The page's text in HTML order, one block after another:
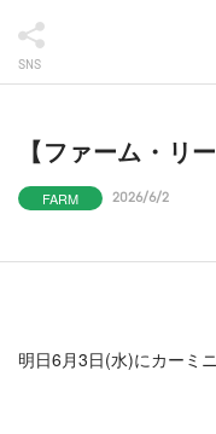
SNS
【ファーム・リ
FARM 2026/6/2
明日6月3日(水)にカーミ